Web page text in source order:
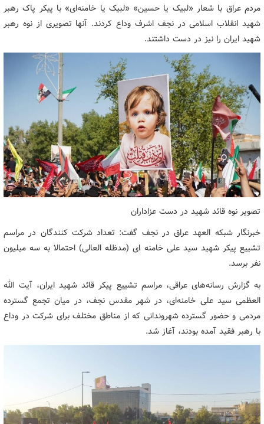
مردم عراق با شعار «لبیک یا حسین» «لبیک یا خامنه‌ای» با پیکر پاک رهبر
شهید انقلاب اسلامی در نجف اشرف وداع کردند. آنها تصویری از نوه رهبر
شهید ایران را نیز در دست داشتند.
تصویر نوه قائد شهید در دست عزاداران
خبرنگار شبکه العهد عراق در نجف گفت: تعداد شرکت کنندگان در مراسم
تشییع پیکر شهید سید علی خامنه ای (مدظله العالی) احتمالا به سه میلیون
نفر برسد.
به گزارش رسانه‌های عراقی، مراسم تشییع پیکر قائد شهید ایران، آیت الله
العظمی سید علی خامنه‌ای، در شهر مقدس نجف، در میان تجمع گسترده
مردمی و حضور گسترده شهروندانی که از مناطق مختلف برای شرکت در وداع
با رهبر فقید آمده بودند، آغاز شد.